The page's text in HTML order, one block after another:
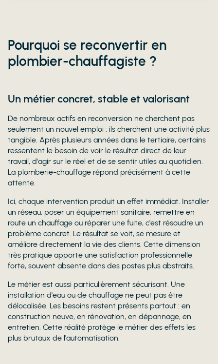
Pourquoi se reconvertir en
plombier-chauffagiste ?
Un métier concret, stable et valorisant
De nombreux actifs en reconversion ne cherchent pas
seulement un nouvel emploi : ils cherchent une activité plus
tangible. Après plusieurs années dans le tertiaire, certains
ressentent le besoin de voir le résultat direct de leur
travail, d'agir sur le réel et de se sentir utiles au quotidien.
La plomberie-chauffage répond précisément à cette
attente.
Ici, chaque intervention produit un effet immédiat. Installer
un réseau, poser un équipement sanitaire, remettre en
route un chauffage ou réparer une fuite, c'est résoudre un
problème concret. Le résultat se voit, se mesure et
améliore directement la vie des clients. Cette dimension
très pratique apporte une satisfaction professionnelle
forte, souvent absente dans des postes plus abstraits.
Le métier est aussi particulièrement sécurisant. Une
installation d'eau ou de chauffage ne peut pas être
délocalisée. Les besoins restent présents partout : en
construction neuve, en rénovation, en dépannage, en
entretien. Cette réalité protège le métier des effets les
plus brutaux de l'automatisation.